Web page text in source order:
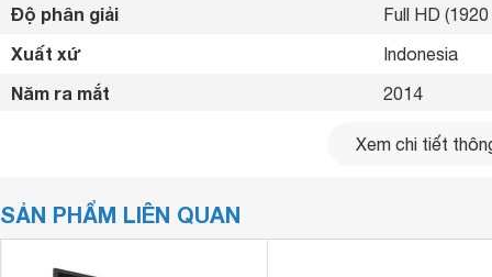
Độ phân giải Full HD
Xuất xứ Indonesia
Năm ra mắt 2014
Cổng LAN,
USB
Xem chi tiết
SẢN PHẨM LIÊN QUAN